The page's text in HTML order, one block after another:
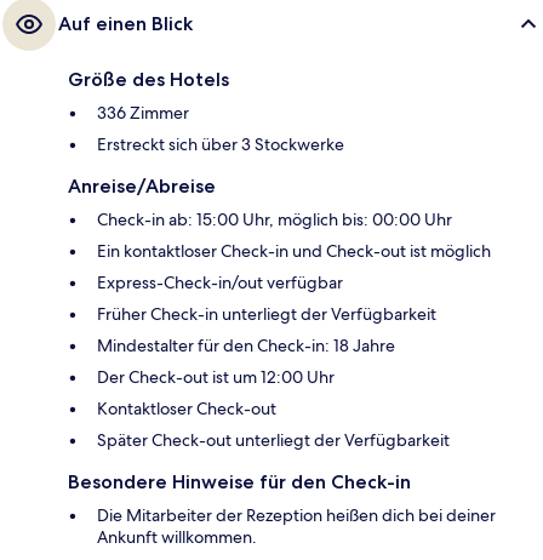
Auf einen Blick
Größe des Hotels
336 Zimmer
Erstreckt sich über 3 Stockwerke
Anreise/Abreise
Check-in ab: 15:00 Uhr, möglich bis: 00:00 Uhr
Ein kontaktloser Check-in und Check-out ist möglich
Express-Check-in/out verfügbar
Früher Check-in unterliegt der Verfügbarkeit
Mindestalter für den Check-in: 18 Jahre
Der Check-out ist um 12:00 Uhr
Kontaktloser Check-out
Später Check-out unterliegt der Verfügbarkeit
Besondere Hinweise für den Check-in
Die Mitarbeiter der Rezeption heißen dich bei deiner
Ankunft willkommen.